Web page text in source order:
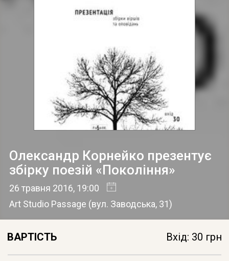
Олександр Корнейко презентує
збірку поезій «Покоління»
26 травня 2016, 19:00
Art Studio Passage (вул. Заводська, 31)
ВАРТІСТЬ Вхід: 30 грн